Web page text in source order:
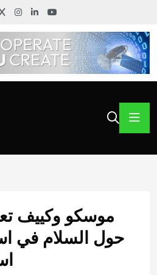
موسكو وكييف
حول السلام في